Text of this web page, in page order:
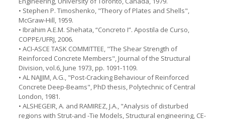
• Stephen P. Timoshenko, "Theory of Plates and Shells",
McGraw-Hill, 1959.
• Ibrahim A.E.M. Shehata, “Concreto I”. Apostila de Curso,
COPPE/UFRJ, 2006.
• ACI-ASCE TASK COMMITTEE, "The Shear Strength of
Reinforced Concrete Members", Journal of the Structural
Division, vol.6, June 1973, pp. 1091-1109.
• AL NAJJIM, A.G., "Post-Cracking Behaviour of Reinforced
Concrete Deep-Beams", PhD thesis, Polytechnic of Central
London, 1981.
• ALSHEGEIR, A. and RAMIREZ, J.A., "Analysis of disturbed
regions with Strut-and -Tie Models, Structural engineering, CE-